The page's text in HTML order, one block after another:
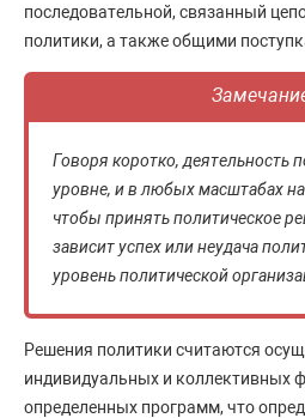
последовательной, связанный
политики, а также общими
Говоря коротко, деятельность
уровне, и в любых масштабах
чтобы принять политическое
зависит успех или неудача
уровень политической
Решения политики считаются
индивидуальных и коллективных
определенных программ, что